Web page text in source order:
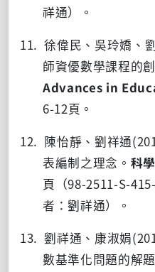
祥通）。
11. 徐偉民、吳玲嬌、
師資優數學課程的
Advances in
6-12頁。
12. 陳怡靜、劉祥通
表編制之理念。 科
頁（98-2511-S-
者：劉祥通）。
13. 劉祥通、康淑娟
數基準化問題的解